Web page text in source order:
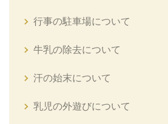
行事の駐車場について
牛乳の除去について
汗の始末について
乳児の外遊びについて